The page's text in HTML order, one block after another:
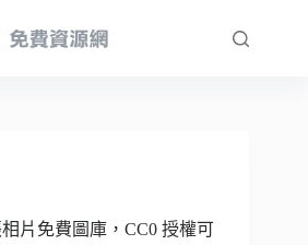
片免費圖庫，CC0 授權可